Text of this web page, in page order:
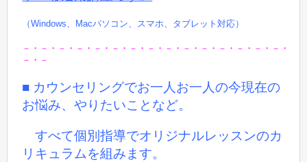
（Windows、Macパソコン、スマホ、タブレット対応）
－・－・－・－・－・－・－・－・－・－・－・－・－・－・－・
－・－
■ カウンセリングでお一人お一人の今現在の
お悩み、やりたいことなど。
すべて個別指導でオリジナルレッスンのカ
リキュラムを組みます。